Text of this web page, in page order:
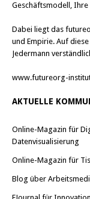
Geschäftsmodell,
Dabei liegt das
und Empirie. Auf
Jedermann
www.futureorg-
AKTUELLE
Online-Magazin für
Datenvisualisierung
Online-Magazin für
Blog über